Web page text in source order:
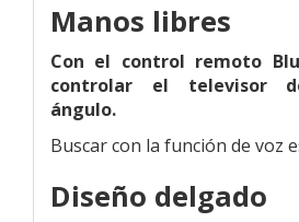
Manos libres
Con el control remoto
controlar el televisor
ángulo.
Buscar con la función de voz
Diseño delgado